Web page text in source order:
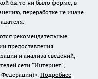
бы то ни было форме, в
переработке не иначе
рекомендательные
предоставления
и анализа сведений,
сети "Интернет",
Подробнее